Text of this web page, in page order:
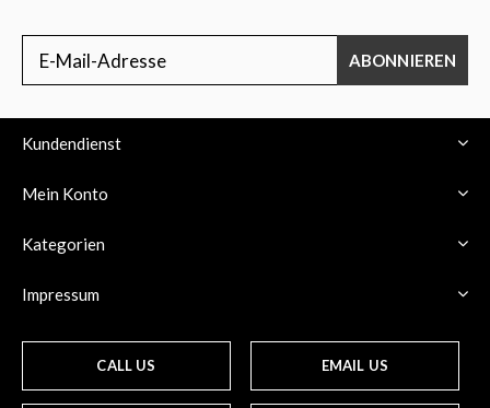
ABONNIEREN
Kundendienst
Mein Konto
Kategorien
Impressum
CALL US EMAIL US